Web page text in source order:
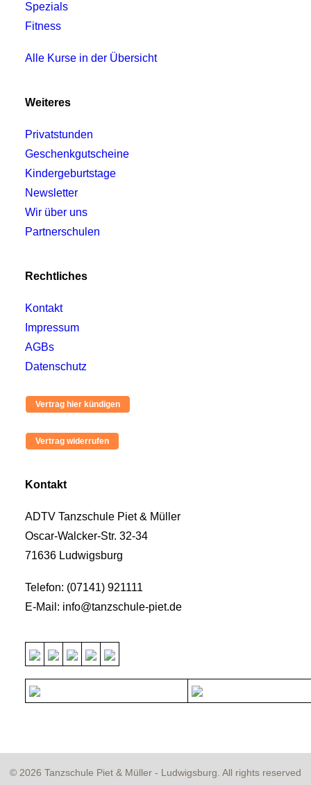
Spezials
Fitness
Alle Kurse in der Übersicht
Weiteres
Privatstunden
Geschenkgutscheine
Kindergeburtstage
Newsletter
Wir über uns
Partnerschulen
Rechtliches
Kontakt
Impressum
AGBs
Datenschutz
Kontakt
ADTV Tanzschule Piet & Müller
Oscar-Walcker-Str. 32-34
71636 Ludwigsburg
Telefon: (07141) 921111
E-Mail: info@tanzschule-piet.de
© 2026 Tanzschule Piet & Müller - Ludwigsburg. All rights reserved